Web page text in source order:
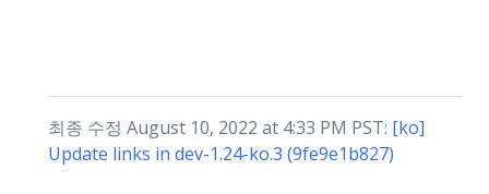
최종 수정 August 10, 2022 at 4:33 PM PST: [ko]
Update links in dev-1.24-ko.3 (9fe9e1b827)